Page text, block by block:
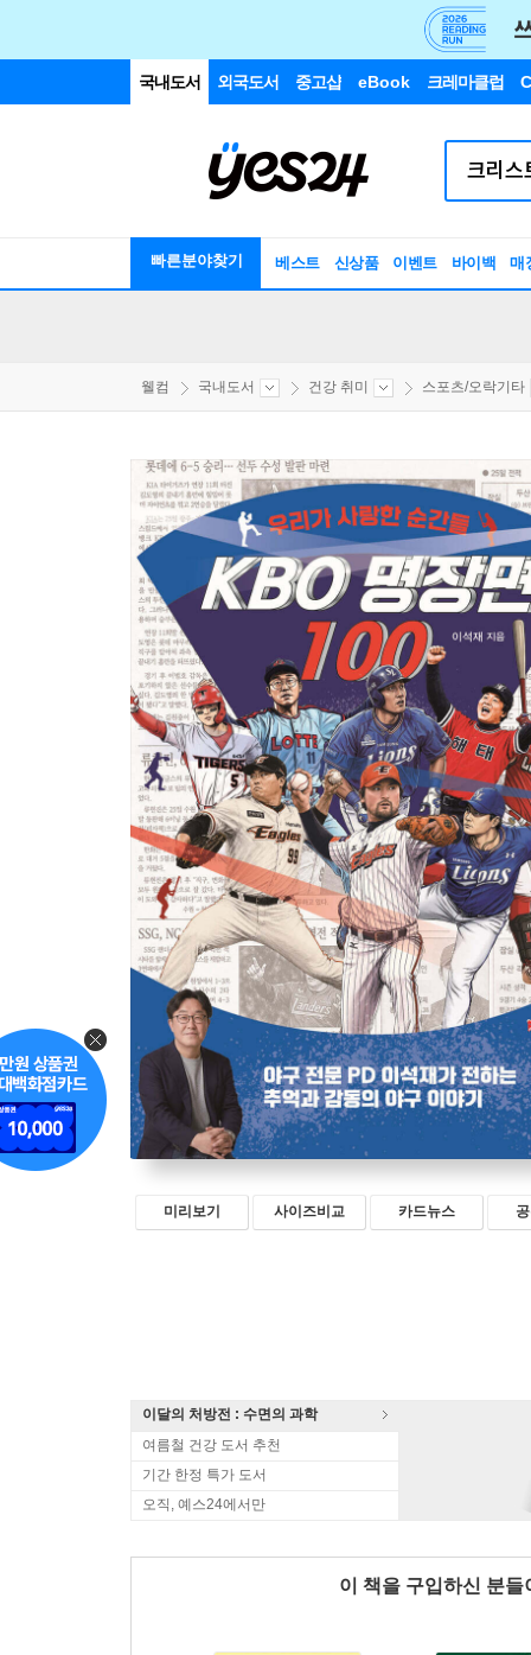
국내도서 외국도서 중고샵 eBook 크레마클럽
빠른분야찾기 베스트 신상품 이벤트 바이백 매
웰컴 국내도서 건강 취미 스포츠/오락기타
미리보기 사이즈비교 카드뉴스
이달의 처방전 : 수면의 과학
여름철 건강 도서 추천
기간 한정 특가 도서
오직, 예스24에서만
이 책을 구입하신 분